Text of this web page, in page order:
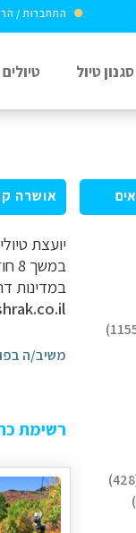
התחברות /
סגנון טיול
אושרה
יועצת
במדינות
משיב/ה
רשימת